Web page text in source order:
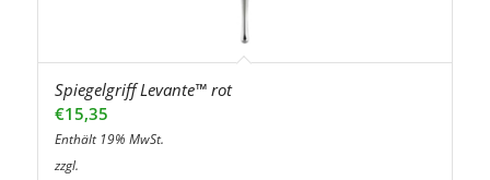
Spiegelgriff Levante™ rot
€15,35
Enthält 19% MwSt.
zzgl.